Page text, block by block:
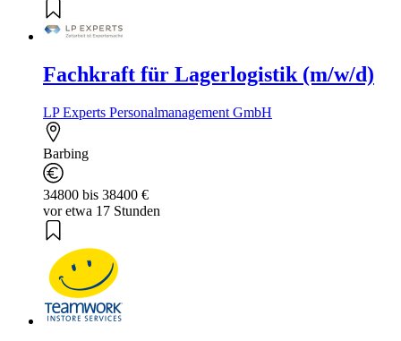
Fachkraft für Lagerlogistik (m/w/d)
LP Experts Personalmanagement GmbH
Barbing
34800 bis 38400 €
vor etwa 17 Stunden